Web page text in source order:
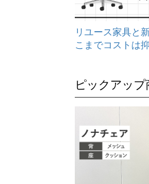
リユース家具と
こまでコストは
ピックアップ